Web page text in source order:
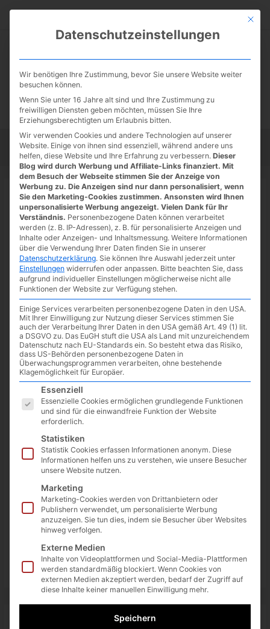
Startseite Tipps Tutorials Tests
Startseite»News
Google Store: Sommerangebote
vom 04. bis 10. Juli
03.07.2022/ VonSpoonie/Schreibe einen Kommentar
minute of reading
bis zum 10. Julieinige Rabatte auf Google-Geräte geben wird.
Google Store.
twittern teilen teilen
teilen
About The Author
Mit
Datenschutzeinstellungen
Wir benötigen Ihre Zustimmung, bevor Sie unsere Website weiter
besuchen können.
Wenn Sie unter 16 Jahre alt sind und Ihre Zustimmung zu
freiwilligen Diensten geben möchten, müssen Sie Ihre
Erziehungsberechtigten um Erlaubnis bitten.
Wir verwenden Cookies und andere Technologien auf unserer
Website. Einige von ihnen sind essenziell, während andere uns
helfen, diese Website und Ihre Erfahrung zu verbessern. Dieser
Blog wird durch Werbung und Affiliate-Links finanziert. Mit
dem Besuch der Webseite stimmen Sie der Anzeige von
Werbung zu. Die Anzeigen sind nur dann personalisiert, wenn
Sie den Marketing-Cookies zustimmen. Ansonsten wird Ihnen
unpersonalisierte Werbung angezeigt. Vielen Dank für Ihr
Verständnis. Personenbezogene Daten können verarbeitet
werden (z. B. IP-Adressen), z. B. für personalisierte Anzeigen und
Inhalte oder Anzeigen- und Inhaltsmessung. Weitere Informationen
über die Verwendung Ihrer Daten finden Sie in unserer
Datenschutzerklärung. Sie können Ihre Auswahl jederzeit unter
Einstellungen widerrufen oder anpassen. Bitte beachten Sie, dass
aufgrund individueller Einstellungen möglicherweise nicht alle
Funktionen der Website zur Verfügung stehen.
Einige Services verarbeiten personenbezogene Daten in den USA.
Mit Ihrer Einwilligung zur Nutzung dieser Services stimmen Sie
auch der Verarbeitung Ihrer Daten in den USA gemäß Art. 49 (1) lit.
a DSGVO zu. Das EuGH stuft die USA als Land mit unzureichendem
Datenschutz nach EU-Standards ein. So besteht etwa das Risiko,
dass US-Behörden personenbezogene Daten in
Überwachungsprogrammen verarbeiten, ohne bestehende
Klagemöglichkeit für Europäer.
Es folgt eine Liste der Service-Gruppen, für die eine
Essenziell
Essenzielle Cookies ermöglichen grundlegende Funktionen
und sind für die einwandfreie Funktion der Website
erforderlich.
Statistiken
Statistik Cookies erfassen Informationen anonym. Diese
Informationen helfen uns zu verstehen, wie unsere Besucher
unsere Website nutzen.
Marketing
Marketing-Cookies werden von Drittanbietern oder
Publishern verwendet, um personalisierte Werbung
anzuzeigen. Sie tun dies, indem sie Besucher über Websites
hinweg verfolgen.
Externe Medien
Inhalte von Videoplattformen und Social-Media-Plattformen
werden standardmäßig blockiert. Wenn Cookies von
externen Medien akzeptiert werden, bedarf der Zugriff auf
diese Inhalte keiner manuellen Einwilligung mehr.
Speichern